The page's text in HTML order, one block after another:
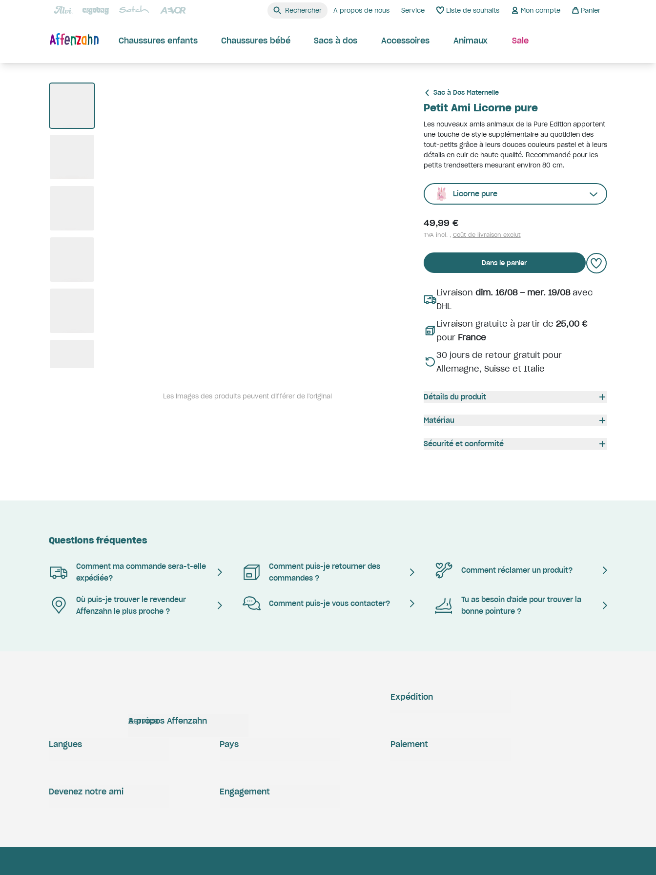
Rechercher A propos de nous Service Liste de souhaits Mon compte Panier
Chaussures enfants Chaussures bébé Sacs à dos Accessoires Animaux Sale
Les images des produits peuvent différer de l'original
Sac à Dos Maternelle
Petit Ami Licorne pure
Les nouveaux amis animaux de la Pure Edition apportent
une touche de style supplémentaire au quotidien des
tout-petits grâce à leurs douces couleurs pastel et à leurs
détails en cuir de haute qualité. Recommandé pour les
petits trendsetters mesurant environ 80 cm.
Licorne pure
49,99 €
TVA incl. , Coût de livraison exclut
Dans le panier
Livraison dim. 16/08 – mer. 19/08avec
DHL
Livraison gratuite à partir de 25,00 €
pour France
30 jours de retour gratuit pour
Allemagne, Suisse et Italie
Détails du produit
Matériau
Sécurité et conformité
Questions fréquentes
Comment ma commande sera-t-elle
expédiée?
Comment puis-je retourner des
commandes ?
Comment réclamer un produit?
Où puis-je trouver le revendeur
Affenzahn le plus proche ?
Comment puis-je vous contacter?
Tu as besoin d'aide pour trouver la
bonne pointure ?
Service
A propos Affenzahn
Expédition
Paiement
Engagement
Devenez notre ami
Langues Pays